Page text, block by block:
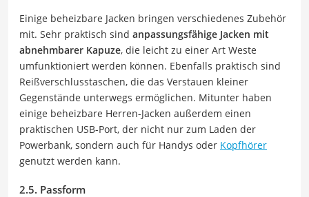
Einige beheizbare Jacken bringen verschiedenes Zubehör
mit. Sehr praktisch sind anpassungsfähige Jacken mit
abnehmbarer Kapuze, die leicht zu einer Art Weste
umfunktioniert werden können. Ebenfalls praktisch sind
Reißverschlusstaschen, die das Verstauen kleiner
Gegenstände unterwegs ermöglichen. Mitunter haben
einige beheizbare Herren-Jacken außerdem einen
praktischen USB-Port, der nicht nur zum Laden der
Powerbank, sondern auch für Handys oder Kopfhörer
genutzt werden kann.
2.5. Passform